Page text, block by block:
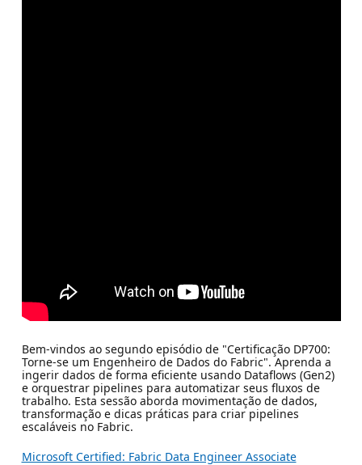
Bem-vindos ao segundo episódio de "Certificação DP700:
Torne-se um Engenheiro de Dados do Fabric". Aprenda a
ingerir dados de forma eficiente usando Dataflows (Gen2)
e orquestrar pipelines para automatizar seus fluxos de
trabalho. Esta sessão aborda movimentação de dados,
transformação e dicas práticas para criar pipelines
escaláveis ​​no Fabric.
Microsoft Certified: Fabric Data Engineer Associate